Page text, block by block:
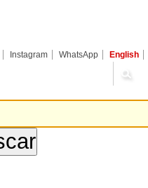
Instagram WhatsApp English